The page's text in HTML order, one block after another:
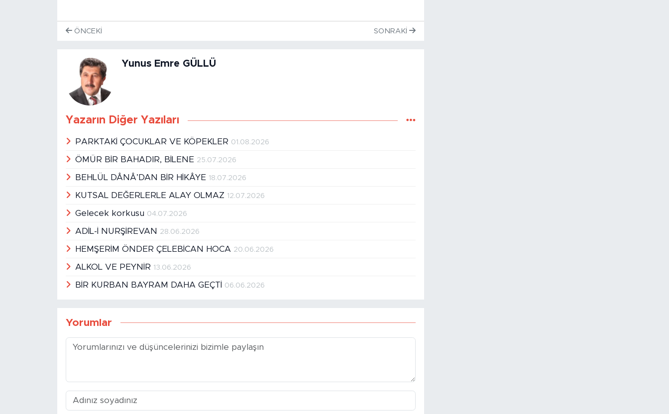
ÖNCEKI SONRAKI
Yunus Emre GÜLLÜ
Yazarın Diğer Yazıları
PARKTAKİ ÇOCUKLAR VE KÖPEKLER 01.08.2026
ÖMÜR BİR BAHADIR, BİLENE 25.07.2026
BEHLÜL DÂNÂ’DAN BİR HİKÂYE 18.07.2026
KUTSAL DEĞERLERLE ALAY OLMAZ 12.07.2026
Gelecek korkusu 04.07.2026
ADİL-İ NURŞİREVAN 28.06.2026
HEMŞERİM ÖNDER ÇELEBİCAN HOCA 20.06.2026
ALKOL VE PEYNİR 13.06.2026
BİR KURBAN BAYRAM DAHA GEÇTİ 06.06.2026
Yorumlar